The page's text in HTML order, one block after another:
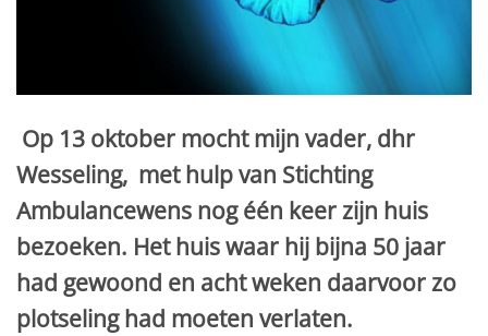
Op 13 oktober mocht mijn vader, dhr
Wesseling, met hulp van Stichting
Ambulancewens nog één keer zijn huis
bezoeken. Het huis waar hij bijna 50 jaar
had gewoond en acht weken daarvoor zo
plotseling had moeten verlaten.